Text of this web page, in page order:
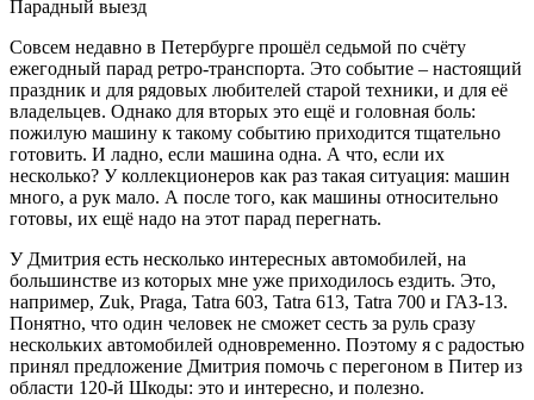
Парадный выезд
Совсем недавно в Петербурге прошёл седьмой по счёту
ежегодный парад ретро-транспорта. Это событие – настоящий
праздник и для рядовых любителей старой техники, и для её
владельцев. Однако для вторых это ещё и головная боль:
пожилую машину к такому событию приходится тщательно
готовить. И ладно, если машина одна. А что, если их
несколько? У коллекционеров как раз такая ситуация: машин
много, а рук мало. А после того, как машины относительно
готовы, их ещё надо на этот парад перегнать.
У Дмитрия есть несколько интересных автомобилей, на
большинстве из которых мне уже приходилось ездить. Это,
например, Zuk, Praga, Tatra 603, Tatra 613, Tatra 700 и ГАЗ-13.
Понятно, что один человек не сможет сесть за руль сразу
нескольких автомобилей одновременно. Поэтому я с радостью
принял предложение Дмитрия помочь с перегоном в Питер из
области 120-й Шкоды: это и интересно, и полезно.